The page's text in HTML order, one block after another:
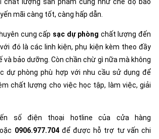
chất lượng sản phẩm cũng như chế độ bảo
mãi càng tốt, càng hấp dẫn.
cung cấp sạc dự phòng chất lượng đến
đó là các linh kiện, phụ kiện kèm theo đầy
và bảo dưỡng. Còn chần chừ gì nữa mà không
dự phòng phù hợp với nhu cầu sử dụng để
chất lượng cho việc học tập, làm việc, giải
số điện thoại hotline của cửa hàng
0906.977.704để được hỗ trợ tư vấn chi